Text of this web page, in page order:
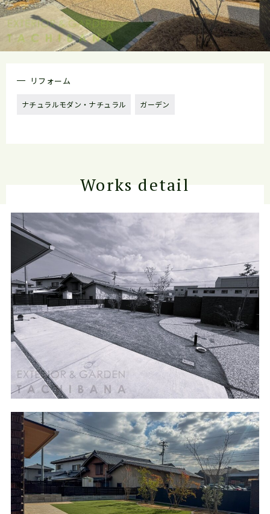
リフォーム
ナチュラルモダン・ナチュラル ガーデン
Works detail